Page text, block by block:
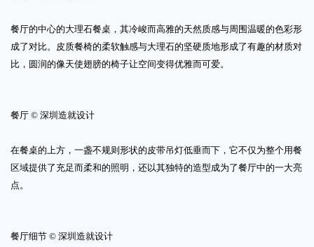
餐厅的中心的大理石餐桌，其冷峻而高雅的天然质感与周围温暖的色彩形
成了对比。皮质餐椅的柔软触感与大理石的坚硬质地形成了有趣的材质对
比，圆润的像天使翅膀的椅子让空间变得优雅而可爱。
餐厅 © 深圳造就设计
在餐桌的上方，一盏不规则形状的皮带吊灯低垂而下，它不仅为整个用餐
区域提供了充足而柔和的照明，还以其独特的造型成为了餐厅中的一大亮
点。
餐厅细节 © 深圳造就设计